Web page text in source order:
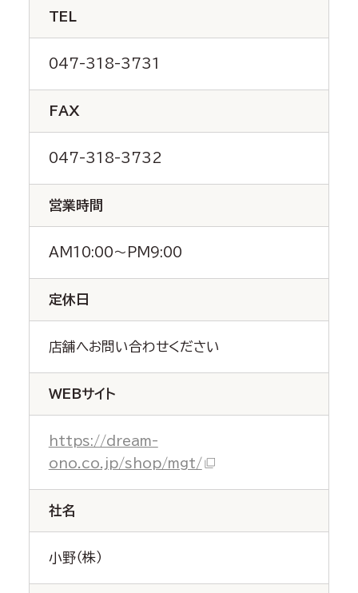
TEL
047-318-3731
FAX
047-318-3732
営業時間
AM10:00～PM9:00
定休日
店舗へお問い合わせください
WEBサイト
https://dream-
ono.co.jp/shop/mgt/
社名
小野（株）